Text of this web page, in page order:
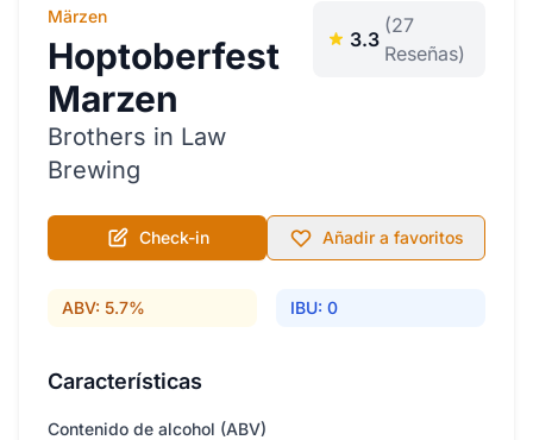
Märzen
Hoptoberfest
Marzen
Brothers in Law
Brewing
3.3
(27
Reseñas)
Check-in Añadir a favoritos
ABV: 5.7% IBU: 0
Características
Contenido de alcohol (ABV)